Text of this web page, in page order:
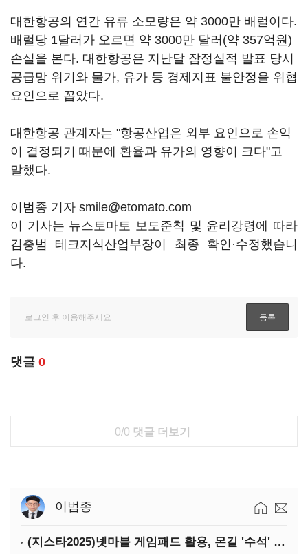
대한항공의 연간 유류 소모량은 약 3000만 배럴이다.
배럴당 1달러가 오르면 약 3000만 달러(약 357억원)
손실을 본다. 대한항공은 지난달 잠정실적 발표 당시
공급망 위기와 물가, 유가 등 경제지표 불안정을 위협
요인으로 꼽았다.
대한항공 관계자는 "항공산업은 외부 요인으로 손익
이 결정되기 때문에 환율과 유가의 영향이 크다"고
말했다.
이범종 기자 smile@etomato.com
이 기사는 뉴스토마토 보도준칙 및 윤리강령에 따라
김충범 테크지식산업부장이 최종 확인·수정했습니
다.
댓글 0
0/0 댓글 더보기
이범종
(지스타2025)넷마블 게임패드 활용, 몬길 '수석' 7대죄 '차석'